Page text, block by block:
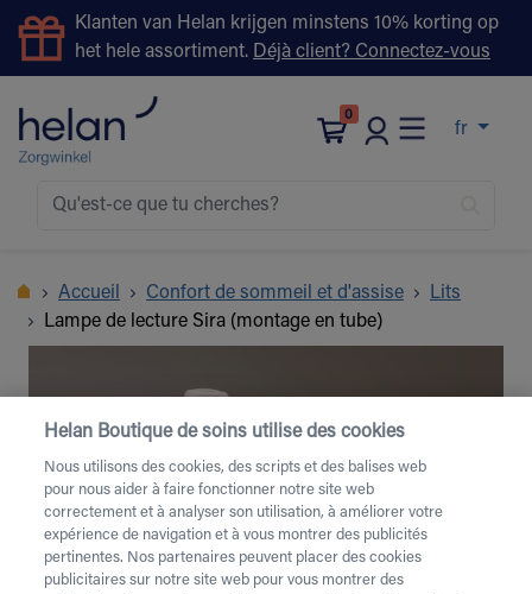
Klanten van Helan krijgen minstens 10% korting op
het hele assortiment. Déjà client? Connectez-vous
0
fr
Accueil Confort de sommeil et d'assise
Lits
Lampe de lecture Sira (montage en tube)
Helan Boutique de soins utilise des cookies
Nous utilisons des cookies, des scripts et des balises web
pour nous aider à faire fonctionner notre site web
correctement et à analyser son utilisation, à améliorer votre
expérience de navigation et à vous montrer des publicités
pertinentes. Nos partenaires peuvent placer des cookies
publicitaires sur notre site web pour vous montrer des